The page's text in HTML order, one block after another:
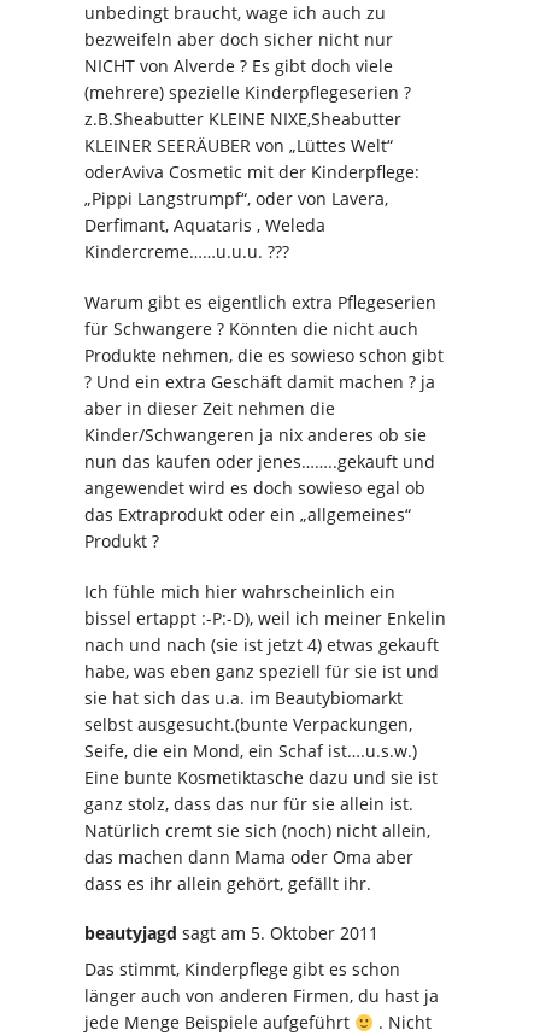
unbedingt braucht, wage ich auch zu
bezweifeln aber doch sicher nicht nur
NICHT von Alverde ? Es gibt doch viele
(mehrere) spezielle Kinderpflegeserien ?
z.B.Sheabutter KLEINE NIXE,Sheabutter
KLEINER SEERÄUBER von „Lüttes Welt“
oderAviva Cosmetic mit der Kinderpflege:
„Pippi Langstrumpf“, oder von Lavera,
Derfimant, Aquataris , Weleda
Kindercreme……u.u.u. ???
Warum gibt es eigentlich extra Pflegeserien
für Schwangere ? Könnten die nicht auch
Produkte nehmen, die es sowieso schon gibt
? Und ein extra Geschäft damit machen ? ja
aber in dieser Zeit nehmen die
Kinder/Schwangeren ja nix anderes ob sie
nun das kaufen oder jenes……..gekauft und
angewendet wird es doch sowieso egal ob
das Extraprodukt oder ein „allgemeines“
Produkt ?
Ich fühle mich hier wahrscheinlich ein
bissel ertappt :-P:-D), weil ich meiner Enkelin
nach und nach (sie ist jetzt 4) etwas gekauft
habe, was eben ganz speziell für sie ist und
sie hat sich das u.a. im Beautybiomarkt
selbst ausgesucht.(bunte Verpackungen,
Seife, die ein Mond, ein Schaf ist….u.s.w.)
Eine bunte Kosmetiktasche dazu und sie ist
ganz stolz, dass das nur für sie allein ist.
Natürlich cremt sie sich (noch) nicht allein,
das machen dann Mama oder Oma aber
dass es ihr allein gehört, gefällt ihr.
beautyjagd sagt am 5. Oktober 2011
Das stimmt, Kinderpflege gibt es schon
länger auch von anderen Firmen, du hast ja
jede Menge Beispiele aufgeführt
. Nicht